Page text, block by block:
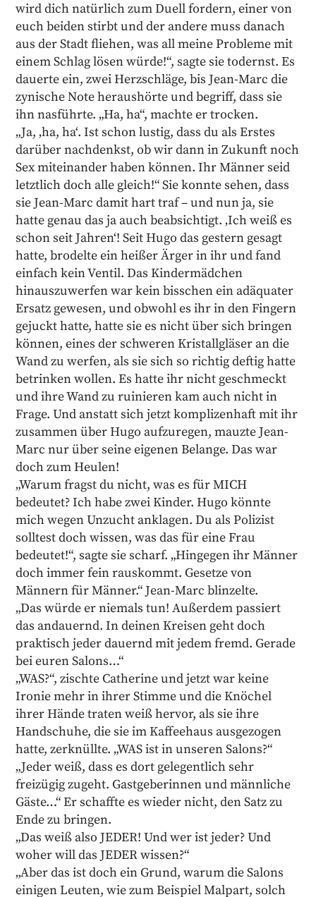
wird dich natürlich zum Duell fordern, einer von
euch beiden stirbt und der andere muss danach
aus der Stadt fliehen, was all meine Probleme mit
einem Schlag lösen würde!“, sagte sie todernst. Es
dauerte ein, zwei Herzschläge, bis Jean-Marc die
zynische Note heraushörte und begriff, dass sie
ihn nasführte. „Ha, ha“, machte er trocken.
„Ja, ‚ha, ha‘. Ist schon lustig, dass du als Erstes
darüber nachdenkst, ob wir dann in Zukunft noch
Sex miteinander haben können. Ihr Männer seid
letztlich doch alle gleich!“ Sie konnte sehen, dass
sie Jean-Marc damit hart traf – und nun ja, sie
hatte genau das ja auch beabsichtigt. ‚Ich weiß es
schon seit Jahren‘! Seit Hugo das gestern gesagt
hatte, brodelte ein heißer Ärger in ihr und fand
einfach kein Ventil. Das Kindermädchen
hinauszuwerfen war kein bisschen ein adäquater
Ersatz gewesen, und obwohl es ihr in den Fingern
gejuckt hatte, hatte sie es nicht über sich bringen
können, eines der schweren Kristallgläser an die
Wand zu werfen, als sie sich so richtig deftig hatte
betrinken wollen. Es hatte ihr nicht geschmeckt
und ihre Wand zu ruinieren kam auch nicht in
Frage. Und anstatt sich jetzt komplizenhaft mit ihr
zusammen über Hugo aufzuregen, mauzte Jean-
Marc nur über seine eigenen Belange. Das war
doch zum Heulen!
„Warum fragst du nicht, was es für MICH
bedeutet? Ich habe zwei Kinder. Hugo könnte
mich wegen Unzucht anklagen. Du als Polizist
solltest doch wissen, was das für eine Frau
bedeutet!“, sagte sie scharf. „Hingegen ihr Männer
doch immer fein rauskommt. Gesetze von
Männern für Männer.“ Jean-Marc blinzelte.
„Das würde er niemals tun! Außerdem passiert
das andauernd. In deinen Kreisen geht doch
praktisch jeder dauernd mit jedem fremd. Gerade
bei euren Salons…“
„WAS?“, zischte Catherine und jetzt war keine
Ironie mehr in ihrer Stimme und die Knöchel
ihrer Hände traten weiß hervor, als sie ihre
Handschuhe, die sie im Kaffeehaus ausgezogen
hatte, zerknüllte. „WAS ist in unseren Salons?“
„Jeder weiß, dass es dort gelegentlich sehr
freizügig zugeht. Gastgeberinnen und männliche
Gäste…“ Er schaffte es wieder nicht, den Satz zu
Ende zu bringen.
„Das weiß also JEDER! Und wer ist jeder? Und
woher will das JEDER wissen?“
„Aber das ist doch ein Grund, warum die Salons
einigen Leuten, wie zum Beispiel Malpart, solch